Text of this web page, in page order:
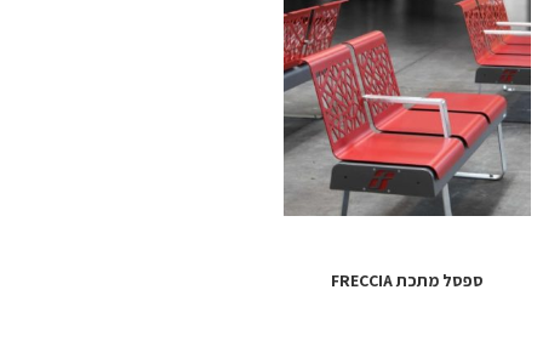
ספסל מתכת FRECCIA